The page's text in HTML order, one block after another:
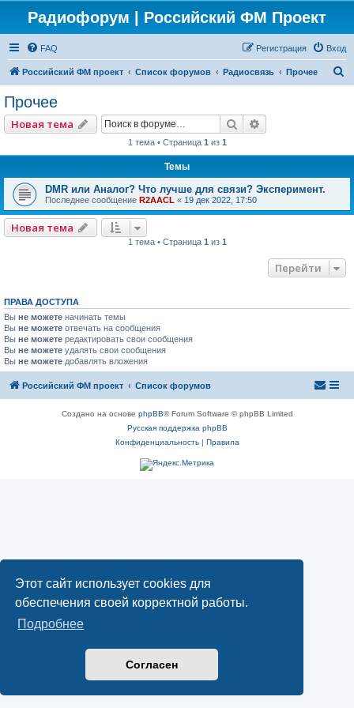
Этот сайт использует cookies для
обеспечения своей корректной работы.
Подробнее
Согласен
Радиофорум | Российский ФМ Проект
FAQ Вход
Регистрация
Российский ФМ проект Список форумов Радиосвязь Прочее
Прочее
Новая тема Поиск
1 тема • Страница 1 из 1
Темы
DMR или Аналог? Что лучше для связи? Эксперимент.
Последнее сообщение R2AACL « 19 дек 2022, 17:50
Новая тема
1 тема • Страница 1 из 1
Перейти
ПРАВА ДОСТУПА
Вы не можете начинать темы
Вы не можете отвечать на сообщения
Вы не можете редактировать свои сообщения
Вы не можете удалять свои сообщения
Вы не можете добавлять вложения
Российский ФМ проект Список форумов
Создано на основе phpBB® Forum Software © phpBB Limited
Русская поддержка phpBB
Конфиденциальность| Правила